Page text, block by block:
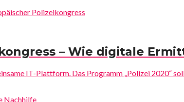
– Wie digitale
IT-Plattform. Das Programm „Polizei 2020“